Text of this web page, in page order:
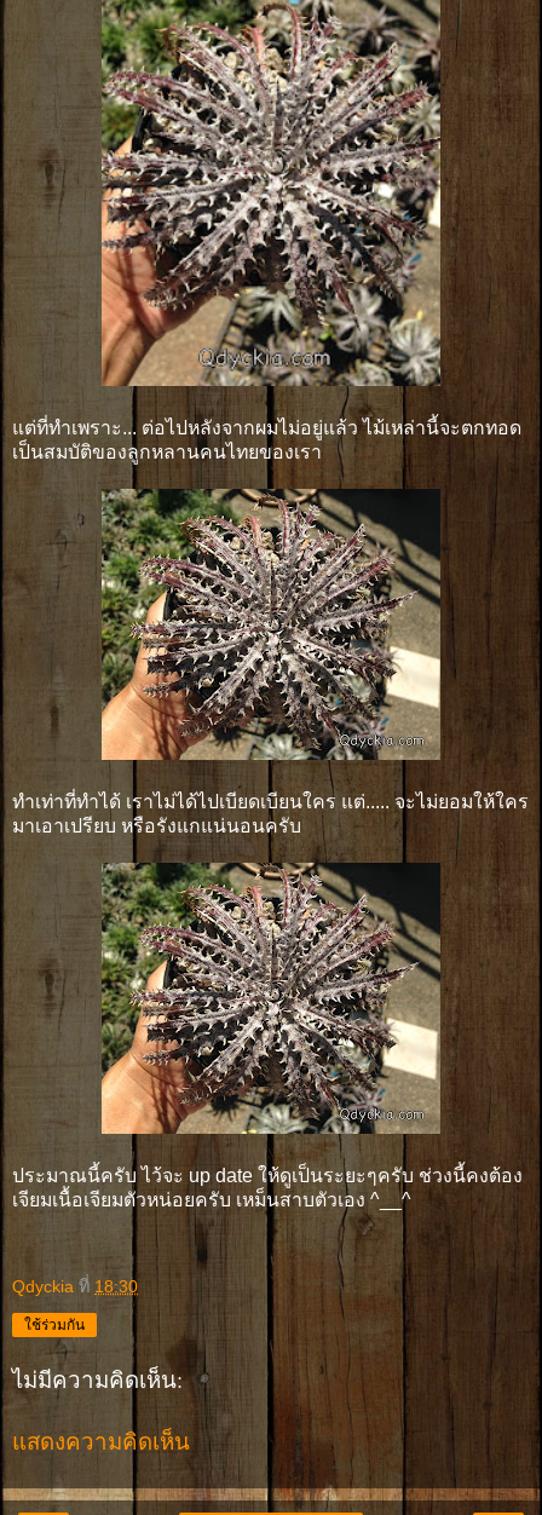
แต่ที่ทำเพราะ... ต่อไปหลังจากผมไม่อยู่แล้ว ไม้เหล่านี้จะตกทอด
เป็นสมบัติของลูกหลานคนไทยของเรา
ทำเท่าที่ทำได้ เราไม่ได้ไปเบียดเบียนใคร แต่..... จะไม่ยอมให้ใคร
มาเอาเปรียบ หรือรังแกแน่นอนครับ
ประมาณนี้ครับ ไว้จะ up date ให้ดูเป็นระยะๆครับ ช่วงนี้คงต้อง
เจียมเนื้อเจียมตัวหน่อยครับ เหม็นสาบตัวเอง ^__^
Qdyckia ที่ 18:30
ใช้ร่วมกัน
ไม่มีความคิดเห็น:
แสดงความคิดเห็น